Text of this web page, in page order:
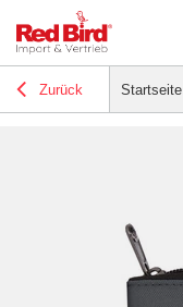
Zurück Startseite